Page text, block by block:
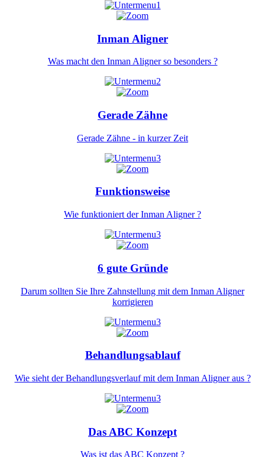
Inman Aligner
Was macht den Inman Aligner so besonders ?
Gerade Zähne
Gerade Zähne - in kurzer Zeit
Funktionsweise
Wie funktioniert der Inman Aligner ?
6 gute Gründe
Darum sollten Sie Ihre Zahnstellung mit dem Inman Aligner
korrigieren
Behandlungsablauf
Wie sieht der Behandlungsverlauf mit dem Inman Aligner aus ?
Das ABC Konzept
Was ist das ABC Konzept ?